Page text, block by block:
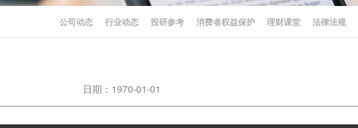
公司动态 行业动态 投研参考 消费者权益保护 理财课堂 法律法规
日期：1970-01-01